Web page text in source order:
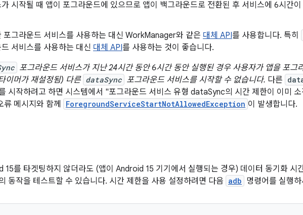
시작될 때 앱이 포그라운드에 있으므로 앱이 백그라운드로 전환된 후 서비스에 6시간이
포그라운드 서비스를 사용하는 대신 WorkManager와 같은 대체 API를 사용합니다. 특히
서비스를 사용하는 대신 대체 API를 사용하는 것이 좋습니다.
포그라운드 서비스가 지난 24시간 동안 6시간 동안 실행된 경우 사용자가 앱을 포그
이머가 재설정됨) 다른 dataSync 포그라운드 서비스를 시작할 수 없습니다. 다른
시작하려고 하면 시스템에서 "포그라운드 서비스 유형 dataSync의 시간 제한이 이미 소
류 메시지와 함께
ForegroundServiceStartNotAllowedException 이 발생합니다.
15를 타겟팅하지 않더라도 (앱이 Android 15 기기에서 실행되는 경우) 데이터 동기화 시
동작을 테스트할 수 있습니다. 시간 제한을 사용 설정하려면 다음 adb 명령어를 실행